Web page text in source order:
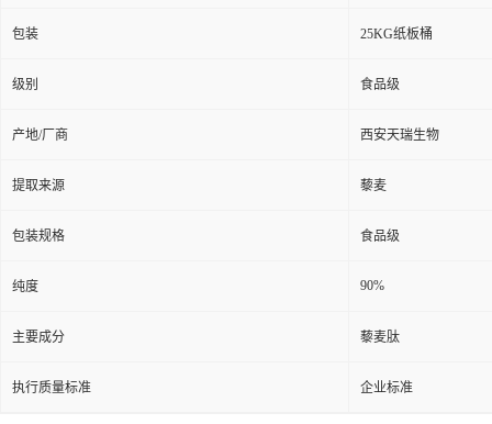
包装 25KG纸板桶
级别 食品级
产地/厂商 西安天瑞生物
提取来源 藜麦
包装规格 食品级
纯度 90%
主要成分 藜麦肽
执行质量标准 企业标准